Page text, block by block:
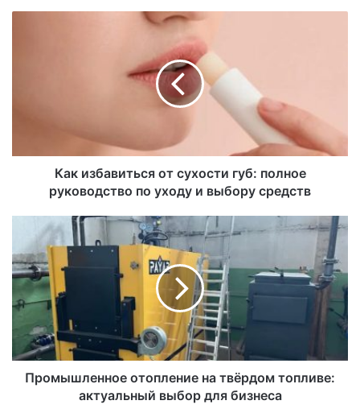
Как избавиться от сухости губ: полное
руководство по уходу и выбору средств
Промышленное отопление на твёрдом топливе:
актуальный выбор для бизнеса